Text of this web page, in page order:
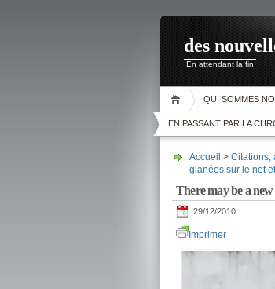
des
En attendant la fin
QUI SOMMES
EN PASSANT PAR LA
Accueil > Citations,
glanées sur le net
There may be a
29/12/2010
Imprimer